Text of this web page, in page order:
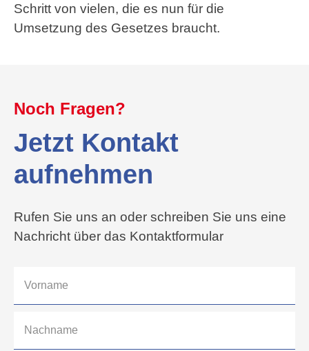
Schritt von vielen, die es nun für die
Umsetzung des Gesetzes braucht.
Noch Fragen?
Jetzt Kontakt
aufnehmen
Rufen Sie uns an oder schreiben Sie uns eine
Nachricht über das Kontaktformular